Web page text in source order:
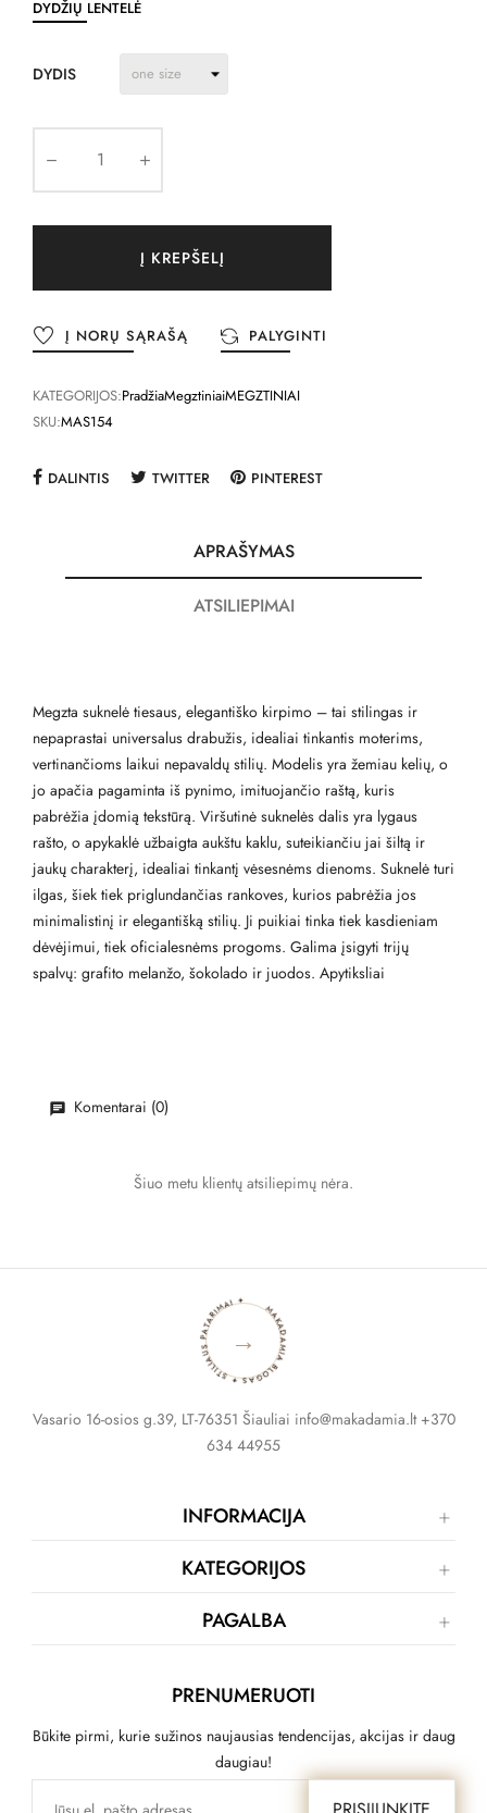
DYDŽIŲ LENTELĖ
DYDIS
Į KREPŠELĮ
Į NORŲ SĄRAŠĄ PALYGINTI
KATEGORIJOS:PradžiaMegztiniaiMEGZTINIAI
SKU:MAS154
DALINTIS TWITTER PINTEREST
APRAŠYMAS
ATSILIEPIMAI
Megzta suknelė tiesaus, elegantiško kirpimo – tai stilingas ir
nepaprastai universalus drabužis, idealiai tinkantis moterims,
vertinančioms laikui nepavaldų stilių. Modelis yra žemiau kelių, o
jo apačia pagaminta iš pynimo, imituojančio raštą, kuris
pabrėžia įdomią tekstūrą. Viršutinė suknelės dalis yra lygaus
rašto, o apykaklė užbaigta aukštu kaklu, suteikiančiu jai šiltą ir
jaukų charakterį, idealiai tinkantį vėsesnėms dienoms. Suknelė turi
ilgas, šiek tiek priglundančias rankoves, kurios pabrėžia jos
minimalistinį ir elegantišką stilių. Ji puikiai tinka tiek kasdieniam
dėvėjimui, tiek oficialesnėms progoms. Galima įsigyti trijų
spalvų: grafito melanžo, šokolado ir juodos. Apytiksliai
Komentarai (0)
Šiuo metu klientų atsiliepimų nėra.
MAKADAMIA BLOGAS ✦ STILIAUS PATARIMAI ✦
→
Vasario 16-osios g.39, LT-76351 Šiauliai info@makadamia.lt +370
634 44955
INFORMACIJA
KATEGORIJOS
PAGALBA
PRENUMERUOTI
Būkite pirmi, kurie sužinos naujausias tendencijas, akcijas ir daug
daugiau!